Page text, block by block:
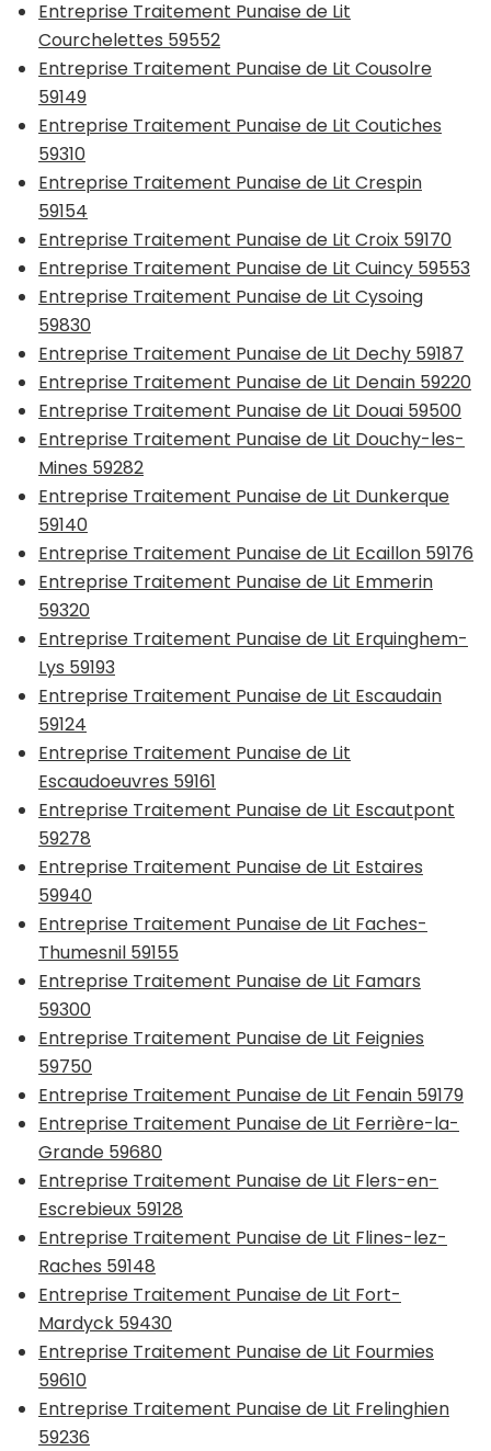
Entreprise Traitement Punaise de Lit
Courchelettes 59552
Entreprise Traitement Punaise de Lit Cousolre
59149
Entreprise Traitement Punaise de Lit Coutiches
59310
Entreprise Traitement Punaise de Lit Crespin
59154
Entreprise Traitement Punaise de Lit Croix 59170
Entreprise Traitement Punaise de Lit Cuincy 59553
Entreprise Traitement Punaise de Lit Cysoing
59830
Entreprise Traitement Punaise de Lit Dechy 59187
Entreprise Traitement Punaise de Lit Denain 59220
Entreprise Traitement Punaise de Lit Douai 59500
Entreprise Traitement Punaise de Lit Douchy-les-
Mines 59282
Entreprise Traitement Punaise de Lit Dunkerque
59140
Entreprise Traitement Punaise de Lit Ecaillon 59176
Entreprise Traitement Punaise de Lit Emmerin
59320
Entreprise Traitement Punaise de Lit Erquinghem-
Lys 59193
Entreprise Traitement Punaise de Lit Escaudain
59124
Entreprise Traitement Punaise de Lit
Escaudoeuvres 59161
Entreprise Traitement Punaise de Lit Escautpont
59278
Entreprise Traitement Punaise de Lit Estaires
59940
Entreprise Traitement Punaise de Lit Faches-
Thumesnil 59155
Entreprise Traitement Punaise de Lit Famars
59300
Entreprise Traitement Punaise de Lit Feignies
59750
Entreprise Traitement Punaise de Lit Fenain 59179
Entreprise Traitement Punaise de Lit Ferrière-la-
Grande 59680
Entreprise Traitement Punaise de Lit Flers-en-
Escrebieux 59128
Entreprise Traitement Punaise de Lit Flines-lez-
Raches 59148
Entreprise Traitement Punaise de Lit Fort-
Mardyck 59430
Entreprise Traitement Punaise de Lit Fourmies
59610
Entreprise Traitement Punaise de Lit Frelinghien
59236